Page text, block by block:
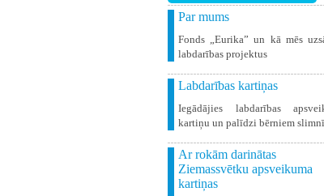
Par mums
Fonds „Eurika” un kā mēs
labdarības projektus
Labdarības kartiņas
Iegādājies labdarības
kartiņu un palīdzi bērniem
Ar rokām darinātas
Ziemassvētku apsveikuma
kartiņas